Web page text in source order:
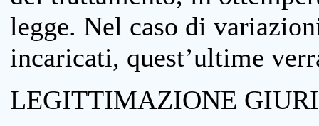
legge. Nel caso di
incaricati, quest’ultime
LEGITTIMAZIONE